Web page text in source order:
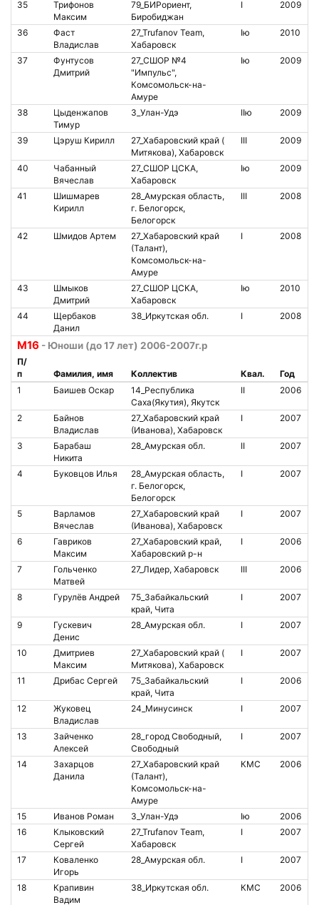
35
Трифонов
Максим
79_БИРориент,
Биробиджан
I 2009
36
Фаст
Владислав
27_Trufanov Team,
Хабаровск
Iю 2010
37
Фунтусов
Дмитрий
27_СШОР №4
"Импульс",
Комсомольск-на-
Амуре
Iю 2009
38
Цыденжапов
Тимур
3_Улан-Удэ IIю 2009
39 Цэруш Кирилл
27_Хабаровский край (
Митякова), Хабаровск
III 2009
40
Чабанный
Вячеслав
27_СШОР ЦСКА,
Хабаровск
Iю 2009
41
Шишмарев
Кирилл
28_Амурская область,
г. Белогорск,
Белогорск
III 2008
42 Шмидов Артем
27_Хабаровский край
(Талант),
Комсомольск-на-
Амуре
I 2008
43
Шмыков
Дмитрий
27_СШОР ЦСКА,
Хабаровск
Iю 2010
44
Щербаков
Данил
38_Иркутская обл. I 2008
М16 - Юноши (до 17 лет) 2006-2007г.р
П/
п
Фамилия, имя Коллектив Квал. Год
1
Баишев Оскар
14_Республика
Саха(Якутия), Якутск
II 2006
2
Байнов
Владислав
27_Хабаровский край
(Иванова), Хабаровск
I 2007
3
Барабаш
Никита
28_Амурская обл. II 2007
4 Буковцов Илья
28_Амурская область,
г. Белогорск,
Белогорск
I 2007
5
Варламов
Вячеслав
27_Хабаровский край
(Иванова), Хабаровск
I 2007
6
Гавриков
Максим
27_Хабаровский край,
Хабаровский р-н
I 2006
7
Гольченко
Матвей
27_Лидер, Хабаровск III 2006
8 Гурулёв Андрей
75_Забайкальский
край, Чита
I 2007
9
Гускевич
Денис
28_Амурская обл. I 2007
10
Дмитриев
Максим
27_Хабаровский край (
Митякова), Хабаровск
I 2007
11 Дрибас Сергей
75_Забайкальский
край, Чита
I 2006
12
Жуковец
Владислав
24_Минусинск I 2007
13
Зайченко
Алексей
28_город Свободный,
Свободный
I 2007
14
Захарцов
Данила
27_Хабаровский край
(Талант),
Комсомольск-на-
Амуре
КМС 2006
15 Иванов Роман 3_Улан-Удэ Iю 2006
16
Клыковский
Сергей
27_Trufanov Team,
Хабаровск
I 2007
17
Коваленко
Игорь
28_Амурская обл. I 2007
18
Крапивин
Вадим
38_Иркутская обл. КМС 2006